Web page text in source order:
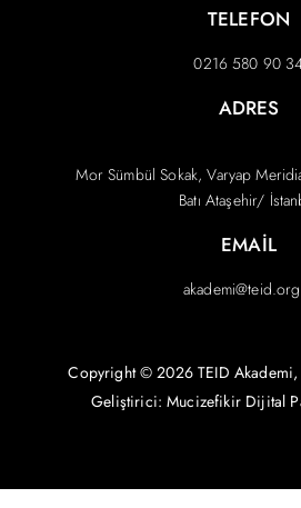
TELEFON
0216 580 90
ADRES
Mor Sümbül Sokak, Varyap
Batı Ataşehir/
EMAIL
Copyright © 2026 TEID
Geliştirici: Mucizefikir Dijital